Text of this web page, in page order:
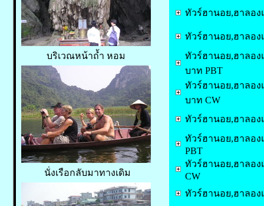
บริเวณหน้าถ้ำ หอม
นั่งเรือกลับมาทางเดิม
ทัวร์ฮานอย,ฮาลอง
ทัวร์ฮานอย,ฮาลอง
ทัวร์ฮานอย,ฮาลองเ
บาท PBT
ทัวร์ฮานอย,ฮาลองเ
บาท CW
ทัวร์ฮานอย,ฮาลอง
ทัวร์ฮานอย,ฮาลองเ
PBT
ทัวร์ฮานอย,ฮาลองเ
CW
ทัวร์ฮานอย,ฮาลอง